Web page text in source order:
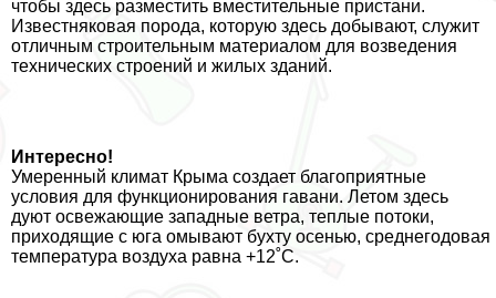
чтобы здесь разместить вместительные пристани.
Известняковая порода, которую здесь добывают, служит
отличным строительным материалом для возведения
технических строений и жилых зданий.
Интересно!
Умеренный климат Крыма создает благоприятные
условия для функционирования гавани. Летом здесь
дуют освежающие западные ветра, теплые потоки,
приходящие с юга омывают бухту осенью, среднегодовая
температура воздуха равна +12˚С.